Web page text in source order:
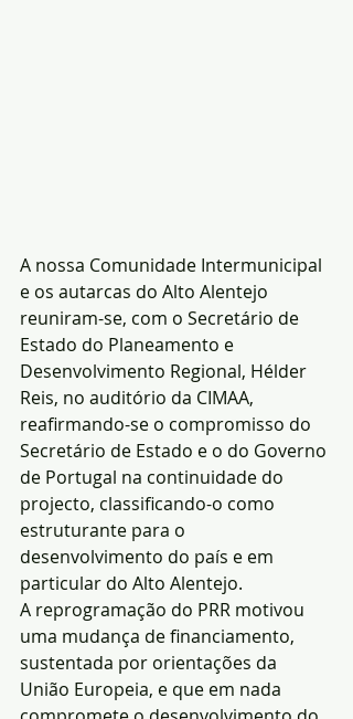
A nossa Comunidade Intermunicipal
e os autarcas do Alto Alentejo
reuniram-se, com o Secretário de
Estado do Planeamento e
Desenvolvimento Regional, Hélder
Reis, no auditório da CIMAA,
reafirmando-se o compromisso do
Secretário de Estado e o do Governo
de Portugal na continuidade do
projecto, classificando-o como
estruturante para o
desenvolvimento do país e em
particular do Alto Alentejo.
A reprogramação do PRR motivou
uma mudança de financiamento,
sustentada por orientações da
União Europeia, e que em nada